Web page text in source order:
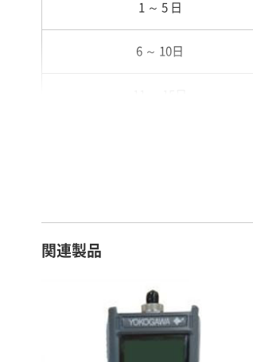
1 ～ 5 日
6 ～ 10日
26日 ～ 1ヶ月
関連製品